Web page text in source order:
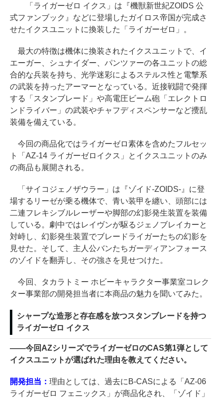
「ライガーゼロ イクス」は『機獣新世紀ZOIDS 公
式ファンブック』などに登場したガイロス帝国が完成さ
せたイクスユニットに換装した「ライガーゼロ」。
最大の特徴は機体に換装されたイクスユニットで、イ
エーガー、シュナイダー、パンツァーの各ユニットの総
合的な兵装を持ち、光学迷彩によるステルス性と電撃系
の武装を持ったアーマーとなっている。近接戦闘で発揮
する「スタンブレード」や高電圧ビーム砲「エレクトロ
ンドライバー」の武装やチャフディスペンサーなど攪乱
装備を備えている。
今回の商品化ではライガーゼロ素体を含めたフルセッ
ト「AZ-14 ライガーゼロイクス」とイクスユニットのみ
の商品も展開される。
「サイコジェノザウラー」は『ゾイド-ZOIDS-』に登
場するリーゼが乗る機体で、青い装甲を纏い、頭部には
二連フレキシブルレーザーや脚部の幻影発生装置を装備
している。劇中ではレイヴンが駆るジェノブレイカーと
対峙し、幻影発生装置でブレードライガーたちの幻影を
見せた。そして、主人公バンたちガーディアンフォース
のゾイドを翻弄し、その強さを見せつけた。
今回、タカラトミー ホビーキャラクター事業室コレク
ター事業部の開発担当者に本商品の魅力を聞いてみた。
シャープな造形と存在感を放つスタンブレードを持つ
ライガーゼロ イクス
――今回AZシリーズでライガーゼロのCAS第1弾として
イクスユニットが選ばれた理由を教えてください。
開発担当： 理由としては、過去にB-CASによる「AZ-06
ライガーゼロ フェニックス」が商品化され、「ゾイド」